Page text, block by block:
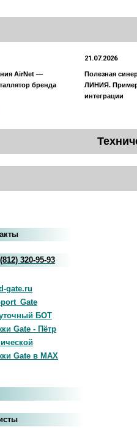
AirNet —
бренда
21.07.2026
Полезная
ЛИНИЯ.
интеграции
(812) 320-95-93
gate.ru
БОТ
Gate - Пётр
Gate в MAX